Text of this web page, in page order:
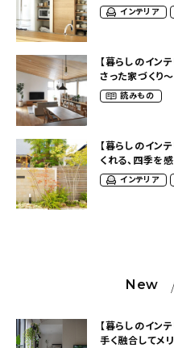
素材の家で暮ら
インテリア
【暮らしのイン
さった家づくり
さん）読みもの
【暮らしのイン
くれる、四季を
の家で暮らす（
インテリア
New
【暮らしのイン
手く融合してメ